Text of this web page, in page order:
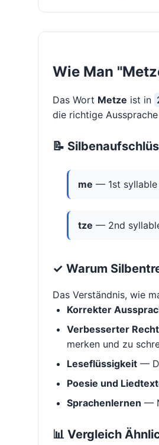
Wie Man
Das Wort Metze ist in
die richtige
📝
me — 1st syllable
tze — 2nd
✓ Warum
Das Verständnis, wie
Korrekter
Verbesserter
merken und zu
Leseflüssigkeit —
Poesie und
Sprachenlernen —
📊 Vergleich